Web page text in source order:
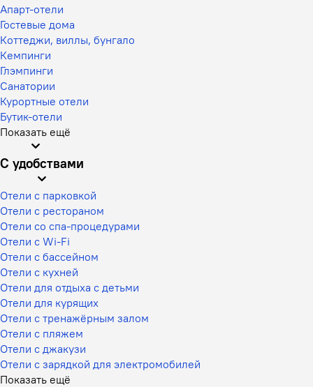
Апарт-отели
Гостевые дома
Коттеджи, виллы, бунгало
Кемпинги
Глэмпинги
Санатории
Курортные отели
Бутик-отели
Показать ещё
С удобствами
Отели с парковкой
Отели с рестораном
Отели со спа-процедурами
Отели с Wi-Fi
Отели с бассейном
Отели с кухней
Отели для отдыха с детьми
Отели для курящих
Отели с тренажёрным залом
Отели с пляжем
Отели с джакузи
Отели с зарядкой для электромобилей
Показать ещё